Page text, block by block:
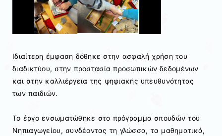
Ιδιαίτερη έμφαση δόθηκε στην ασφαλή χρήση του
διαδικτύου, στην προστασία προσωπικών δεδομένων
και στην καλλιέργεια της ψηφιακής υπευθυνότητας
των παιδιών.
Το έργο ενσωματώθηκε στο πρόγραμμα σπουδών του
Νηπιαγωγείου, συνδέοντας τη γλώσσα, τα μαθηματικά,